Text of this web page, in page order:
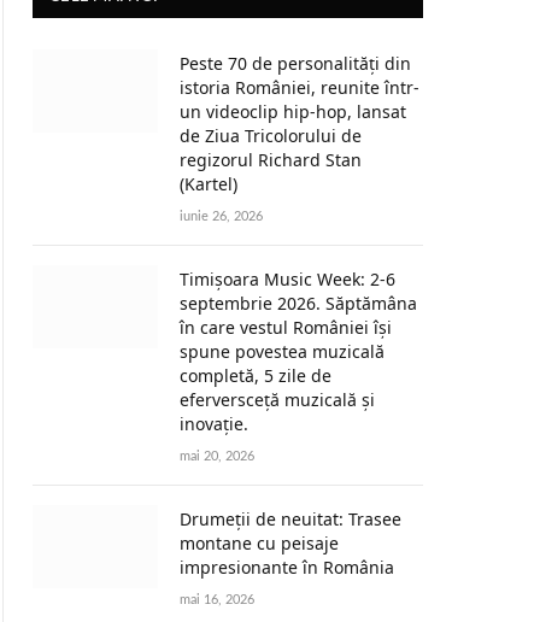
Peste 70 de personalități din
istoria României, reunite într-
un videoclip hip-hop, lansat
de Ziua Tricolorului de
regizorul Richard Stan
(Kartel)
iunie 26, 2026
Timișoara Music Week: 2-6
septembrie 2026. Săptămâna
în care vestul României își
spune povestea muzicală
completă, 5 zile de
eferversceță muzicală și
inovație.
mai 20, 2026
Drumeții de neuitat: Trasee
montane cu peisaje
impresionante în România
mai 16, 2026